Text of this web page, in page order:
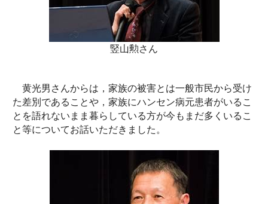
竪山勲さん
黄光男さんからは，家族の被害とは一般市民から受け
た差別であることや，家族にハンセン病元患者がいるこ
とを語れないまま暮らしている方が今もまだ多くいるこ
と等についてお話いただきました。